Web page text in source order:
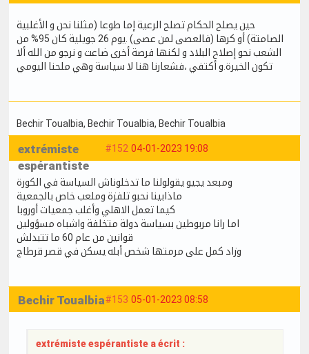
حين يصلح الحكام تصلح الرعية إما طوعا (مثلنا نحن و الأغلبية
الصامتة) أو كرها (فالعصى لمن عصى) .يوم 26 جويلية كان 95% من
الشعب نحو إصلاح البلاد و لكنها فرصة أخرى ضاعت و نرجو من الله ألا
تكون الخيرة.و أكتفي ،فشعارنا هنا لا سياسة وهي ملحنا اليومي
Bechir Toualbia, Bechir Toualbia, Bechir Toualbia
#152 04-01-2023 19:08
extrémiste
espérantiste
ومبعد يجيو يقولولنا ما تدخلوناش السياسة في الكورة
ماذابينا نحبو تلفزة وملعب خاص بالجمعية
كيما تعمل الاهلي وأغلب جمعيات أوروبا
اما رانا مربوطين بسياسة دولة متخلفة واشباه مسؤولين
قوانين من عام 60 ما تتبدلش
وزاد كمل على مرمتها شخص أبله يسكن في قصر قرطاج
#153 05-01-2023 08:58
Bechir Toualbia
extrémiste espérantiste a écrit :